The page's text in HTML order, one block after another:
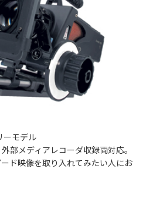
ーモデル
部メディアレコーダ収録両対応。
ド映像を取り入れてみたい人にお